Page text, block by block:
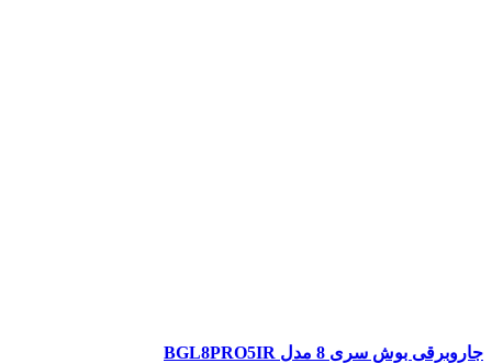
جاروبرقی بوش سری 8 مدل BGL8PRO5IR